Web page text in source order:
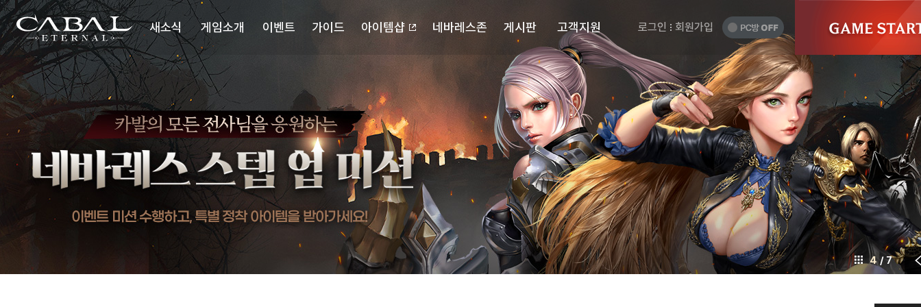
CABAL
TRANSCENDENCE
주
요
메
뉴
새소식
공지사항
업데이트
이슈 플러스
게임소개
세계관
시놉시스
배틀스타일
미디어
업데이트리뷰
이벤트 가이드
확률정보
아이템샵 네바레스존
랭킹
게시판
자유게시판
공략게시판
고객지원
다운로드
고객센터
마이페이지
로그인 회원가입
PC
방
OFF
시
작
하
기
네
바
레
스
스
텝
업
미
션
4 / 7